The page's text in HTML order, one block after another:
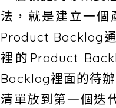
法，就是建立一個
Product Backlog
裡的Product
Backlog裡面的待
清單放到第一個迭